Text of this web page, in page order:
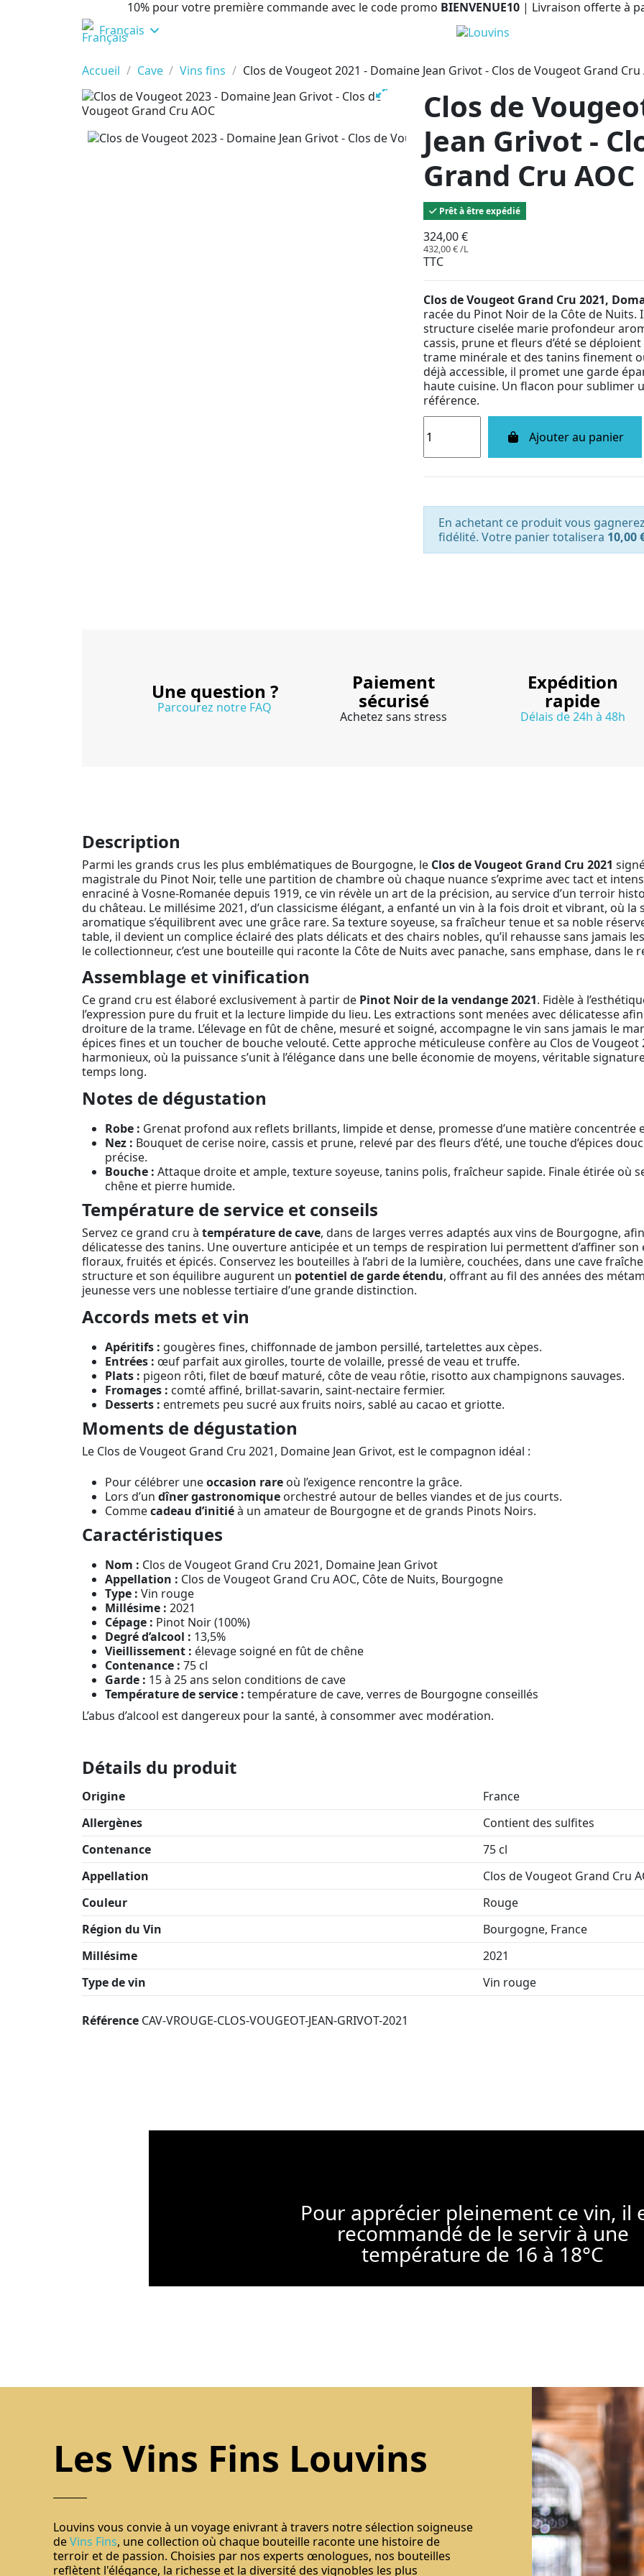
10% pour votre première commande avec le code promo BIENVENUE10 | Livraison offerte à
Français
Accueil Cave Vins fins Clos de Vougeot 2021 - Domaine Jean Grivot - Clos de Vougeot Grand Cru
Clos de
Jean Grivot -
Grand Cru AOC
Prêt à être expédié
324,00 €
432,00 € /L
TTC
Clos de Vougeot Grand Cru 2021,
racée du Pinot Noir de la Côte de
structure ciselée marie profondeur
cassis, prune et fleurs d’été se
trame minérale et des tanins finement
déjà accessible, il promet une garde
haute cuisine. Un flacon pour sublimer
référence.
Ajouter au panier
En achetant ce produit vous
fidélité. Votre panier totalisera 10,00
Une question ?
Parcourez notre FAQ
Paiement
sécurisé
Achetez sans stress
Expédition
rapide
Délais de 24h à 48h
Description
Parmi les grands crus les plus emblématiques de Bourgogne, le Clos de Vougeot Grand Cru 2021
magistrale du Pinot Noir, telle une partition de chambre où chaque nuance s’exprime avec tact et
enraciné à Vosne-Romanée depuis 1919, ce vin révèle un art de la précision, au service d’un terroir
du château. Le millésime 2021, d’un classicisme élégant, a enfanté un vin à la fois droit et vibrant, où
aromatique s’équilibrent avec une grâce rare. Sa texture soyeuse, sa fraîcheur tenue et sa noble
table, il devient un complice éclairé des plats délicats et des chairs nobles, qu’il rehausse sans jamais
le collectionneur, c’est une bouteille qui raconte la Côte de Nuits avec panache, sans emphase, dans le
Assemblage et vinification
Ce grand cru est élaboré exclusivement à partir de Pinot Noir de la vendange 2021. Fidèle à
l’expression pure du fruit et la lecture limpide du lieu. Les extractions sont menées avec délicatesse
droiture de la trame. L’élevage en fût de chêne, mesuré et soigné, accompagne le vin sans jamais le
épices fines et un toucher de bouche velouté. Cette approche méticuleuse confère au Clos de
harmonieux, où la puissance s’unit à l’élégance dans une belle économie de moyens, véritable
temps long.
Notes de dégustation
Robe : Grenat profond aux reflets brillants, limpide et dense, promesse d’une matière concentrée
Nez : Bouquet de cerise noire, cassis et prune, relevé par des fleurs d’été, une touche d’épices
précise.
Bouche : Attaque droite et ample, texture soyeuse, tanins polis, fraîcheur sapide. Finale étirée où
chêne et pierre humide.
Température de service et conseils
Servez ce grand cru à température de cave, dans de larges verres adaptés aux vins de Bourgogne,
délicatesse des tanins. Une ouverture anticipée et un temps de respiration lui permettent d’affiner son
floraux, fruités et épicés. Conservez les bouteilles à l’abri de la lumière, couchées, dans une cave
structure et son équilibre augurent un potentiel de garde étendu, offrant au fil des années des
jeunesse vers une noblesse tertiaire d’une grande distinction.
Accords mets et vin
Apéritifs : gougères fines, chiffonnade de jambon persillé, tartelettes aux cèpes.
Entrées : œuf parfait aux girolles, tourte de volaille, pressé de veau et truffe.
Plats : pigeon rôti, filet de bœuf maturé, côte de veau rôtie, risotto aux champignons sauvages.
Fromages : comté affiné, brillat-savarin, saint-nectaire fermier.
Desserts : entremets peu sucré aux fruits noirs, sablé au cacao et griotte.
Moments de dégustation
Le Clos de Vougeot Grand Cru 2021, Domaine Jean Grivot, est le compagnon idéal :
Pour célébrer uneoccasion rare où l’exigence rencontre la grâce.
Lors d’un dîner gastronomique orchestré autour de belles viandes et de jus courts.
Commecadeau d’initiéà un amateur de Bourgogne et de grands Pinots Noirs.
Caractéristiques
Nom : Clos de Vougeot Grand Cru 2021, Domaine Jean Grivot
Appellation : Clos de Vougeot Grand Cru AOC, Côte de Nuits, Bourgogne
Type : Vin rouge
Millésime : 2021
Cépage : Pinot Noir (100%)
Degré d’alcool : 13,5%
Vieillissement : élevage soigné en fût de chêne
Contenance : 75 cl
Garde : 15 à 25 ans selon conditions de cave
Température de service : température de cave, verres de Bourgogne conseillés
L’abus d’alcool est dangereux pour la santé, à consommer avec modération.
Détails du produit
Origine
France
Allergènes
Contient des sulfites
Contenance
75 cl
Appellation
Clos de Vougeot Grand Cru
Couleur
Rouge
Région du Vin
Bourgogne, France
Millésime
2021
Type de vin
Vin rouge
Référence CAV-VROUGE-CLOS-VOUGEOT-JEAN-GRIVOT-2021
Pour apprécier pleinement ce vin, il
recommandé de le servir à une
température de 16 à 18°C
Les Vins Fins Louvins
Louvins vous convie à un voyage enivrant à travers notre sélection soigneuse
deVins Fins, une collection où chaque bouteille raconte une histoire de
terroir et de passion. Choisies par nos experts œnologues, nos bouteilles
reflètent l'élégance, la richesse et la diversité des vignobles les plus